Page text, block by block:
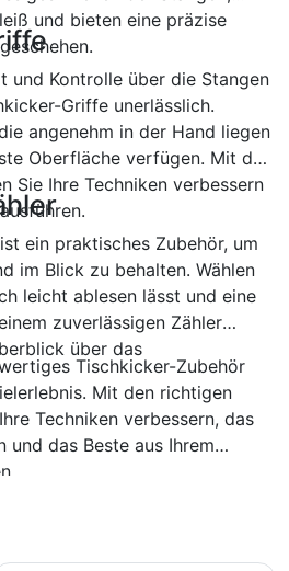
und bieten eine präzise
und Kontrolle über die Stangen
Griffe unerlässlich.
angenehm in der Hand liegen
Oberfläche verfügen. Mit den
Sie Ihre Techniken verbessern
ein praktisches Zubehör, um
im Blick zu behalten. Wählen
leicht ablesen lässt und eine
zuverlässigen Zähler
über das
Tischkicker-Zubehör
Mit den richtigen
Techniken verbessern, das
und das Beste aus Ihrem